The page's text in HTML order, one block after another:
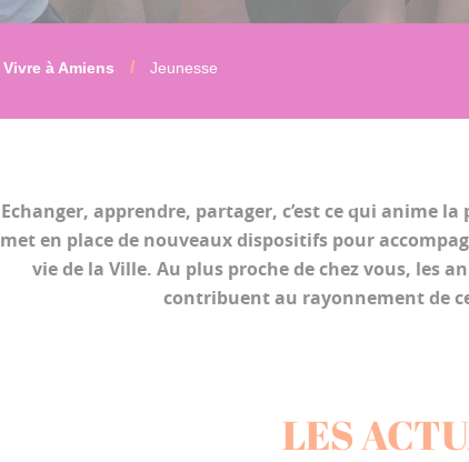
Vivre à Amiens Jeunesse
Echanger, apprendre, partager, c’est ce qui anime
met en place de nouveaux dispositifs pour
vie de la Ville. Au plus proche de chez vous, les
contribuent au rayonnement de
LES